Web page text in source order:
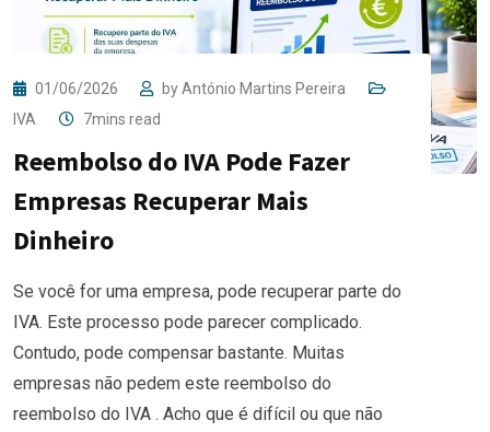
01/06/2026 byAntónio Martins Pereira
IVA
7mins read
Reembolso do IVA Pode Fazer
Empresas Recuperar Mais
Dinheiro
Se você for uma empresa, pode recuperar parte do
IVA. Este processo pode parecer complicado.
Contudo, pode compensar bastante. Muitas
empresas não pedem este reembolso do
reembolso do IVA . Acho que é difícil ou que não